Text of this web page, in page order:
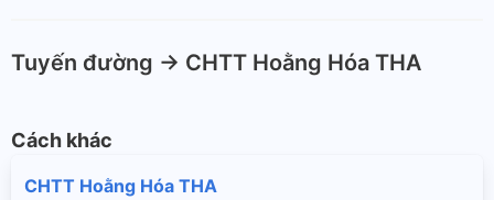
Tuyến đường -> CHTT Hoằng Hóa THA
Cách khác
CHTT Hoằng Hóa THA